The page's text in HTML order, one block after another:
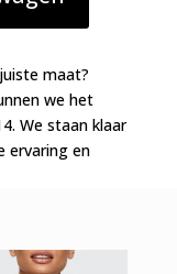
maat?
we het
We staan klaar
ervaring en